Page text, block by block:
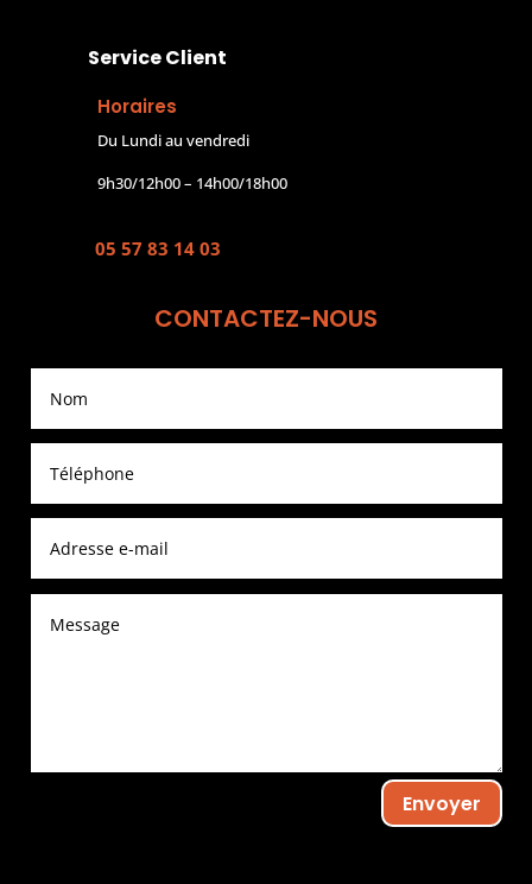
Service Client
Horaires
Du Lundi au vendredi
9h30/12h00 – 14h00/18h00
05 57 83 14 03
CONTACTEZ-NOUS
Envoyer